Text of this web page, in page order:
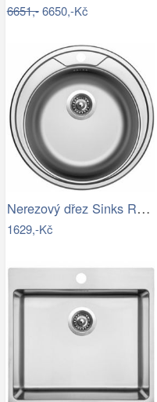
6651,-6650,-Kč
Nerezový dřez Sinks ROUND 510 V 0,6mm…
1629,-Kč